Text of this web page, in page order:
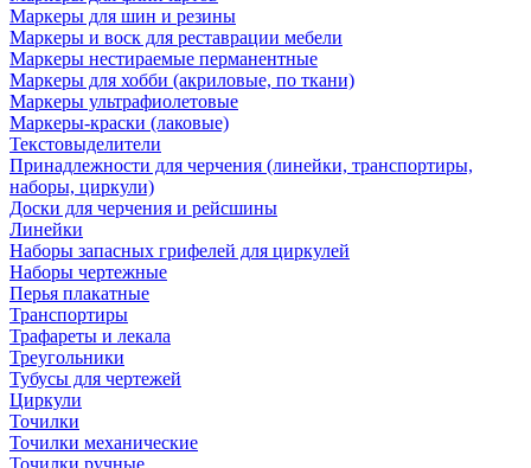
Маркеры для шин и резины
Маркеры и воск для реставрации мебели
Маркеры нестираемые перманентные
Маркеры для хобби (акриловые, по ткани)
Маркеры ультрафиолетовые
Маркеры-краски (лаковые)
Текстовыделители
Принадлежности для черчения (линейки, транспортиры,
наборы, циркули)
Доски для черчения и рейсшины
Линейки
Наборы запасных грифелей для циркулей
Наборы чертежные
Перья плакатные
Транспортиры
Трафареты и лекала
Треугольники
Тубусы для чертежей
Циркули
Точилки
Точилки механические
Точилки ручные